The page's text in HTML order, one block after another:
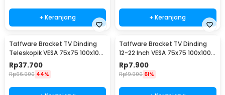
+ Keranjang + Keranjang
Taffware Bracket TV Dinding
Teleskopik VESA 75x75 100x100
10-32 Inch - HY-210
Rp37.700
Rp66.900 44%
Taffware Bracket TV Dinding
12-22 Inch VESA 75x75 100x100
8kg
Rp7.900
Rp19.900 61%